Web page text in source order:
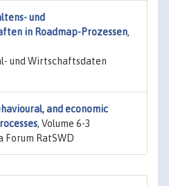
und
in Roadmap-Prozessen,
und Wirtschaftsdaten
and economic
, Volume 6-3
Forum RatSWD